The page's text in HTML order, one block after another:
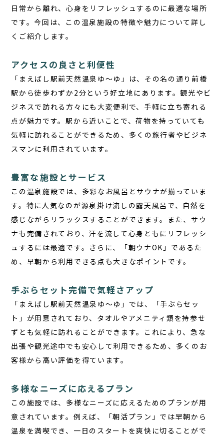
日常から離れ、心身をリフレッシュするのに最適な場所
です。今回は、この温泉施設の特徴や魅力について詳し
くご紹介します。
アクセスの良さと利便性
「まえばし駅前天然温泉ゆ〜ゆ」は、その名の通り前橋
駅から徒歩わずか2分という好立地にあります。観光やビ
ジネスで訪れる方々にも大変便利で、手軽に立ち寄れる
点が魅力です。駅から近いことで、荷物を持っていても
気軽に訪れることができるため、多くの旅行者やビジネ
スマンに利用されています。
豊富な施設とサービス
この温泉施設では、多彩なお風呂とサウナが揃っていま
す。特に人気なのが源泉掛け流しの露天風呂で、自然を
感じながらリラックスすることができます。また、サウ
ナも完備されており、汗を流して心身ともにリフレッシ
ュするには最適です。さらに、「朝ウナOK」であるた
め、早朝から利用できる点も大きなポイントです。
手ぶらセット完備で気軽さアップ
「まえばし駅前天然温泉ゆ〜ゆ」では、「手ぶらセッ
ト」が用意されており、タオルやアメニティ類を持参せ
ずとも気軽に訪れることができます。これにより、急な
出張や観光途中でも安心して利用できるため、多くのお
客様から高い評価を得ています。
多様なニーズに応えるプラン
この施設では、多様なニーズに応えるためのプランが用
意されています。例えば、「朝活プラン」では早朝から
温泉を満喫でき、一日のスタートを爽快に切ることがで